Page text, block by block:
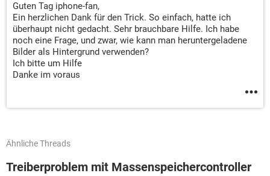
Guten Tag iphone-fan,
Ein herzlichen Dank für den Trick. So einfach, hatte ich
überhaupt nicht gedacht. Sehr brauchbare Hilfe. Ich habe
noch eine Frage, und zwar, wie kann man heruntergeladene
Bilder als Hintergrund verwenden?
Ich bitte um Hilfe
Danke im voraus
Ähnliche Threads
Treiberproblem mit Massenspeichercontroller